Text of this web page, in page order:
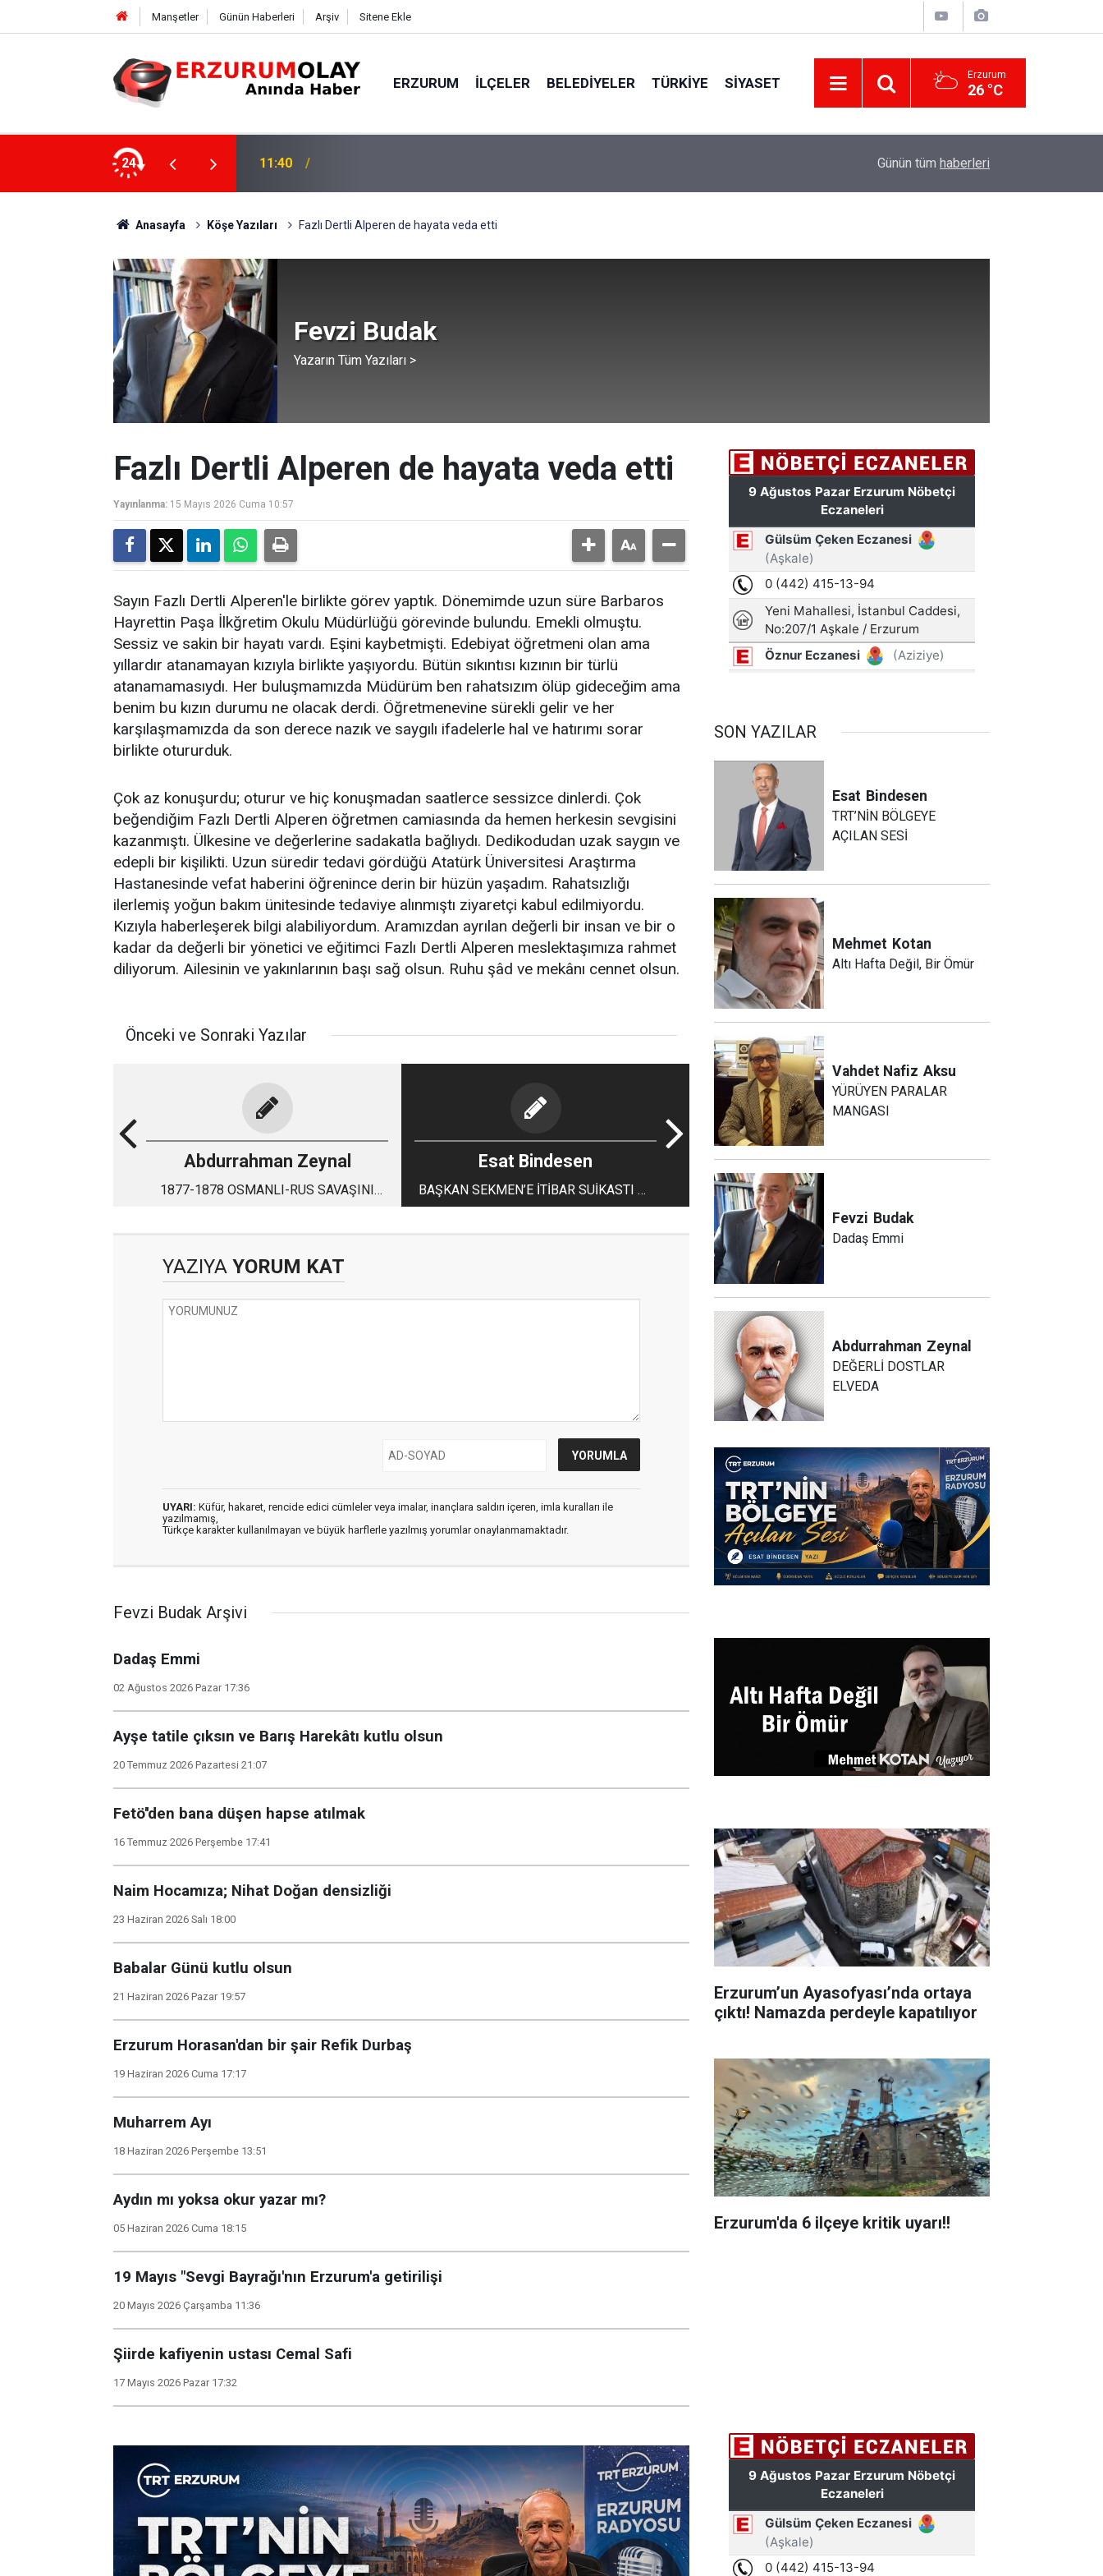
Manşetler Günün Haberleri Arşiv Sitene Ekle
ERZURUM İLÇELER BELEDIYELER TÜRKIYE SIYASET Erzurum
26 °C
24 11:37 Günün tüm haberleri
Anasayfa Köşe Yazıları Fazlı Dertli Alperen de hayata veda etti
Fevzi Budak
Yazarın Tüm Yazıları >
Fazlı Dertli Alperen de hayata veda etti
Yayınlanma: 15 Mayıs 2026 Cuma 10:57
Sayın Fazlı Dertli Alperen'le birlikte görev yaptık. Dönemimde uzun süre Barbaros
Hayrettin Paşa İlkğretim Okulu Müdürlüğü görevinde bulundu. Emekli olmuştu.
Sessiz ve sakin bir hayatı vardı. Eşini kaybetmişti. Edebiyat öğretmeni olan ama
yıllardır atanamayan kızıyla birlikte yaşıyordu. Bütün sıkıntısı kızının bir türlü
atanamamasıydı. Her buluşmamızda Müdürüm ben rahatsızım ölüp gideceğim ama
benim bu kızın durumu ne olacak derdi. Öğretmenevine sürekli gelir ve her
karşılaşmamızda da son derece nazık ve saygılı ifadelerle hal ve hatırımı sorar
birlikte otururduk.
Çok az konuşurdu; oturur ve hiç konuşmadan saatlerce sessizce dinlerdi. Çok
beğendiğim Fazlı Dertli Alperen öğretmen camiasında da hemen herkesin sevgisini
kazanmıştı. Ülkesine ve değerlerine sadakatla bağlıydı. Dedikodudan uzak saygın ve
edepli bir kişilikti. Uzun süredir tedavi gördüğü Atatürk Üniversitesi Araştırma
Hastanesinde vefat haberini öğrenince derin bir hüzün yaşadım. Rahatsızlığı
ilerlemiş yoğun bakım ünitesinde tedaviye alınmıştı ziyaretçi kabul edilmiyordu.
Kızıyla haberleşerek bilgi alabiliyordum. Aramızdan ayrılan değerli bir insan ve bir o
kadar da değerli bir yönetici ve eğitimci Fazlı Dertli Alperen meslektaşımıza rahmet
diliyorum. Ailesinin ve yakınlarının başı sağ olsun. Ruhu şâd ve mekânı cennet olsun.
Önceki ve Sonraki Yazılar
Abdurrahman Zeynal
1877-1878 OSMANLI-RUS SAVAŞINI
Esat Bindesen
BAŞKAN SEKMEN’E İTİBAR SUİKASTI MI
YAPILMAK İSTENİYOR
YAZIYA YORUM KAT
UYARI: Küfür, hakaret, rencide edici cümleler veya imalar, inançlara saldırı içeren, imla kuralları ile
yazılmamış,
Türkçe karakter kullanılmayan ve büyük harflerle yazılmış yorumlar onaylanmamaktadır.
Fevzi Budak Arşivi
Dadaş Emmi
02 Ağustos 2026 Pazar 17:36
Ayşe tatile çıksın ve Barış Harekâtı kutlu olsun
20 Temmuz 2026 Pazartesi 21:07
Fetö''den bana düşen hapse atılmak
16 Temmuz 2026 Perşembe 17:41
Naim Hocamıza; Nihat Doğan densizliği
23 Haziran 2026 Salı 18:00
Babalar Günü kutlu olsun
21 Haziran 2026 Pazar 19:57
Erzurum Horasan'dan bir şair Refik Durbaş
19 Haziran 2026 Cuma 17:17
Muharrem Ayı
18 Haziran 2026 Perşembe 13:51
Aydın mı yoksa okur yazar mı?
05 Haziran 2026 Cuma 18:15
19 Mayıs "Sevgi Bayrağı'nın Erzurum'a getirilişi
20 Mayıs 2026 Çarşamba 11:36
Şiirde kafiyenin ustası Cemal Safi
17 Mayıs 2026 Pazar 17:32
SON YAZILAR
Esat Bindesen
TRT’NİN BÖLGEYE
AÇILAN SESİ
Mehmet Kotan
Altı Hafta Değil, Bir Ömür
Vahdet Nafiz Aksu
YÜRÜYEN PARALAR
MANGASI
Fevzi Budak
Dadaş Emmi
Abdurrahman Zeynal
DEĞERLİ DOSTLAR
ELVEDA
Erzurum’un Ayasofyası’nda ortaya
çıktı! Namazda perdeyle kapatılıyor
Erzurum'da 6 ilçeye kritik uyarı!!